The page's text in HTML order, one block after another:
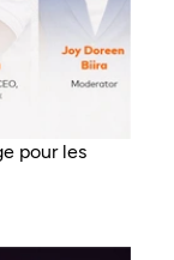
pour les